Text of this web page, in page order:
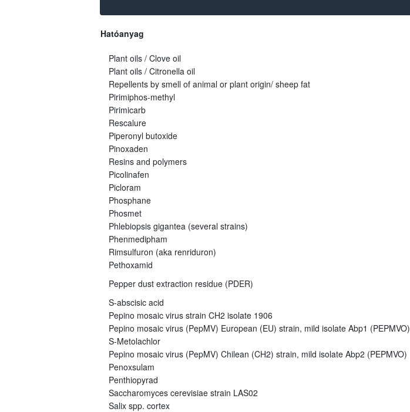
Hatóanyag
Plant oils / Clove oil
Plant oils / Citronella oil
Repellents by smell of animal or plant origin/ sheep fat
Pirimiphos-methyl
Pirimicarb
Rescalure
Piperonyl butoxide
Pinoxaden
Resins and polymers
Picolinafen
Picloram
Phosphane
Phosmet
Phlebiopsis gigantea (several strains)
Phenmedipham
Rimsulfuron (aka renriduron)
Pethoxamid
Pepper dust extraction residue (PDER)
S-abscisic acid
Pepino mosaic virus strain CH2 isolate 1906
Pepino mosaic virus (PepMV) European (EU) strain, mild isolate Abp1 (PEPMVO)
S-Metolachlor
Pepino mosaic virus (PepMV) Chilean (CH2) strain, mild isolate Abp2 (PEPMVO)
Penoxsulam
Penthiopyrad
Saccharomyces cerevisiae strain LAS02
Salix spp. cortex